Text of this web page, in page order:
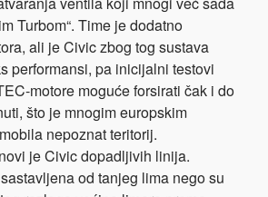
Turbom“. Time je dodatno
ali je Civic zbog tog sustava
performansi, pa inicijalni testovi
motore moguće forsirati čak i do
što je mnogim europskim
nepoznat teritorij.
je Civic dopadljivih linija.
od tanjeg lima nego su